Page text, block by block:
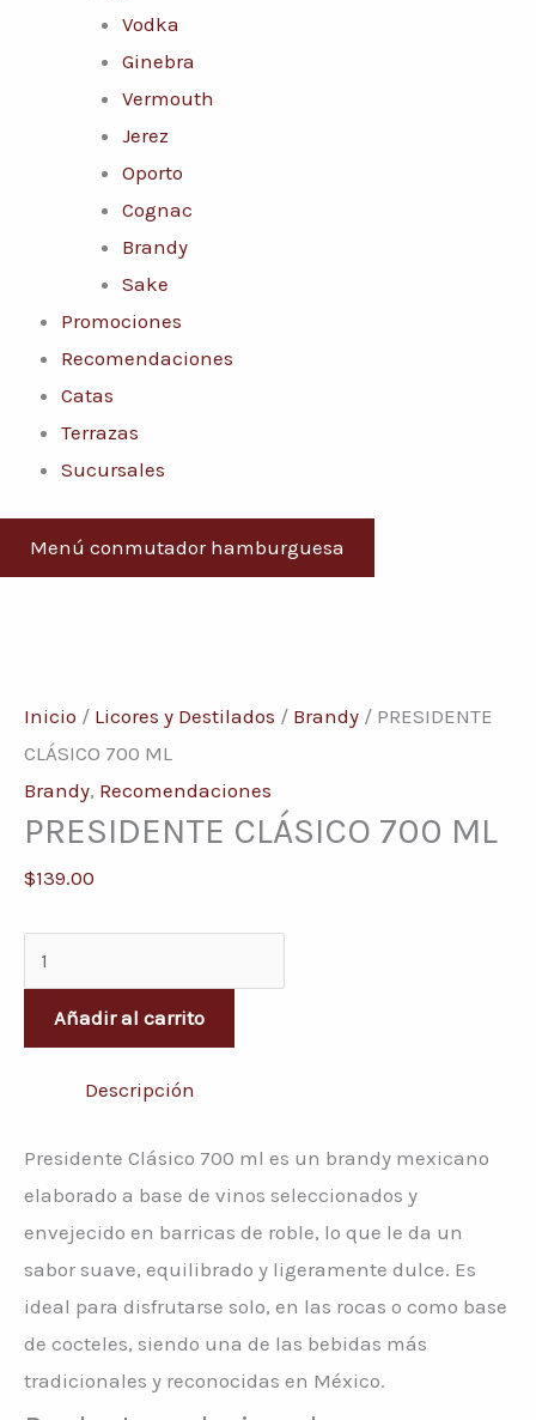
Vodka
Ginebra
Vermouth
Jerez
Oporto
Cognac
Brandy
Sake
Promociones
Recomendaciones
Catas
Terrazas
Sucursales
Menú conmutador hamburguesa
Inicio / Licores y Destilados / Brandy / PRESIDENTE
CLÁSICO 700 ML
Brandy, Recomendaciones
PRESIDENTE CLÁSICO 700 ML
$139.00
CLÁSICO
700
ML
cantidad
Añadir al carrito
Descripción
Presidente Clásico 700 ml es un brandy mexicano
elaborado a base de vinos seleccionados y
envejecido en barricas de roble, lo que le da un
sabor suave, equilibrado y ligeramente dulce. Es
ideal para disfrutarse solo, en las rocas o como base
de cocteles, siendo una de las bebidas más
tradicionales y reconocidas en México.